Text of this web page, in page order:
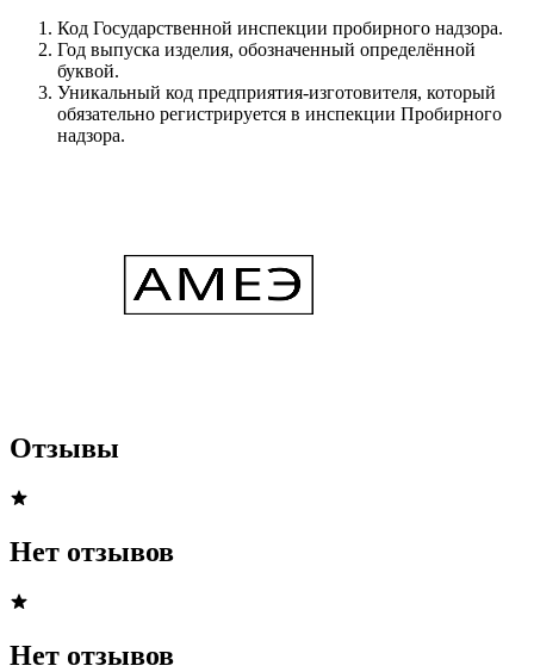
Код Государственной инспекции пробирного надзора.
Год выпуска изделия, обозначенный определённой
буквой.
Уникальный код предприятия-изготовителя, который
обязательно регистрируется в инспекции Пробирного
надзора.
Отзывы
Нет отзывов
Нет отзывов